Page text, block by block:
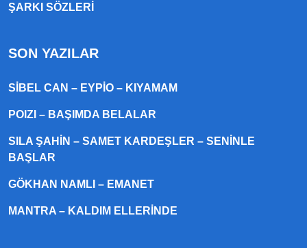
ŞARKI SÖZLERI
SON YAZILAR
SIBEL CAN – EYPIO – KIYAMAM
POIZI – BAŞIMDA BELALAR
SILA ŞAHIN – SAMET KARDEŞLER – SENINLE
BAŞLAR
GÖKHAN NAMLI – EMANET
MANTRA – KALDIM ELLERINDE